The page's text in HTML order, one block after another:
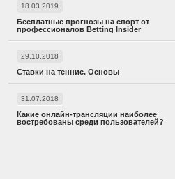
18.03.2019
Бесплатные прогнозы на спорт от
профессионалов Betting Insider
29.10.2018
Ставки на теннис. Основы
31.07.2018
Какие онлайн-трансляции наиболее
востребованы среди пользователей?